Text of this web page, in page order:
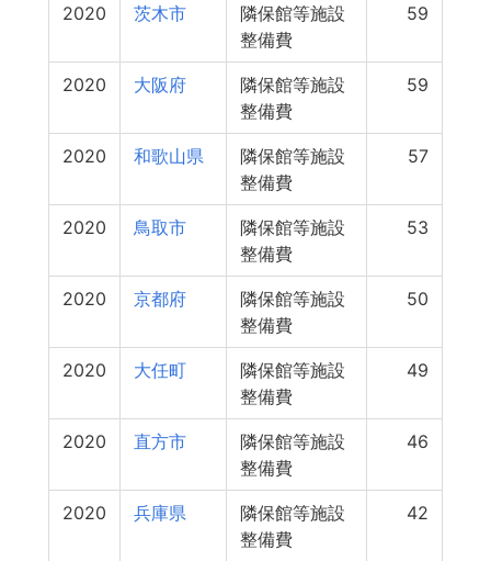
2020 茨木市
隣保館等施設
整備費
59
2020 大阪府
隣保館等施設
整備費
59
2020 和歌山県
隣保館等施設
整備費
57
2020 鳥取市
隣保館等施設
整備費
53
2020 京都府
隣保館等施設
整備費
50
2020 大任町
隣保館等施設
整備費
49
2020 直方市
隣保館等施設
整備費
46
2020 兵庫県
隣保館等施設
整備費
42